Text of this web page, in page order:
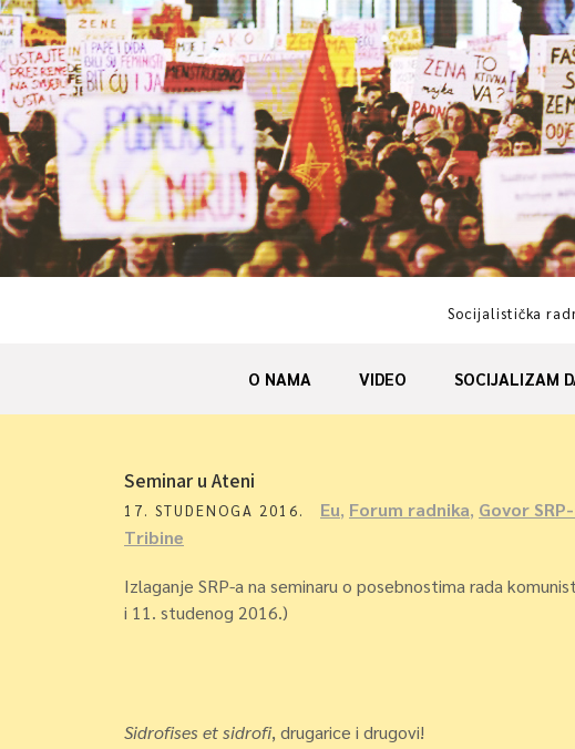
Skip
to
content
Socijalistička
O NAMA VIDEO SOCIJALIZAM
Seminar u Ateni
17. STUDENOGA 2016. Eu, Forum radnika, Govor
Tribine
Izlaganje SRP-a na seminaru o posebnostima rada
i 11. studenog 2016.)
Sidrofises et sidrofi, drugarice i drugovi!